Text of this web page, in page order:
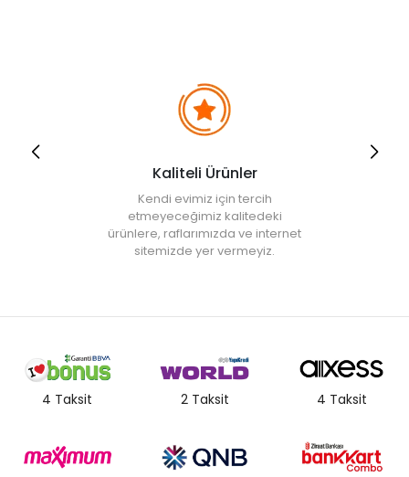
Kaliteli Ürünler
Kendi evimiz için tercih
etmeyeceğimiz kalitedeki
ürünlere, raflarımızda ve internet
sitemizde yer vermeyiz.
4 Taksit 2 Taksit 4 Taksit